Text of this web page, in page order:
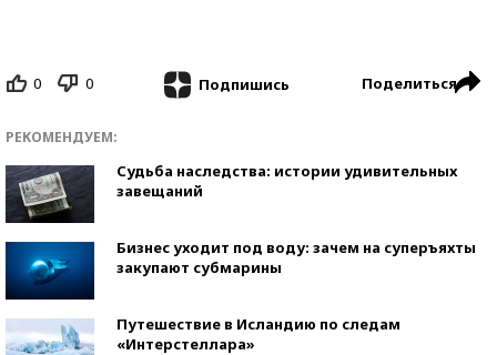
0 0 Подпишись Поделиться
РЕКОМЕНДУЕМ:
Судьба наследства: истории удивительных
завещаний
Бизнес уходит под воду: зачем на суперъяхты
закупают субмарины
Путешествие в Исландию по следам
«Интерстеллара»